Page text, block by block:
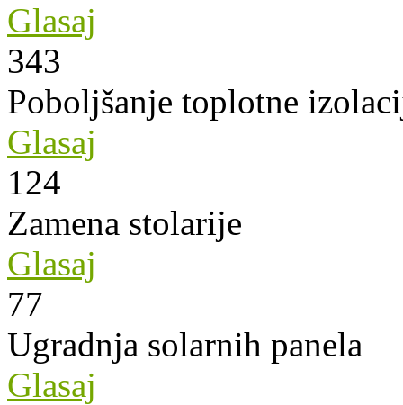
Glasaj
343
Poboljšanje toplotne
Glasaj
124
Zamena stolarije
Glasaj
77
Ugradnja solarnih panela
Glasaj